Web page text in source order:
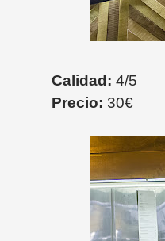
Calidad: 4/5
Precio: 30€